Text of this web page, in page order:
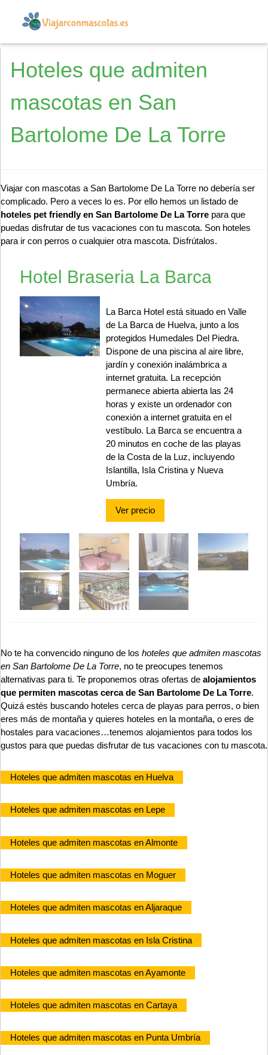
Hoteles que admiten
mascotas en San
Bartolome De La Torre
Viajar con mascotas a San Bartolome De La Torre no debería ser
complicado. Pero a veces lo es. Por ello hemos un listado de
hoteles pet friendly en San Bartolome De La Torre para que
puedas disfrutar de tus vacaciones con tu mascota. Son hoteles
para ir con perros o cualquier otra mascota. Disfrútalos.
Hotel Braseria La Barca
La Barca Hotel está situado en Valle
de La Barca de Huelva, junto a los
protegidos Humedales Del Piedra.
Dispone de una piscina al aire libre,
jardín y conexión inalámbrica a
internet gratuita. La recepción
permanece abierta abierta las 24
horas y existe un ordenador con
conexión a internet gratuita en el
vestíbulo. La Barca se encuentra a
20 minutos en coche de las playas
de la Costa de la Luz, incluyendo
Islantilla, Isla Cristina y Nueva
Umbría.
Ver precio
No te ha convencido ninguno de los hoteles que admiten mascotas
en San Bartolome De La Torre, no te preocupes tenemos
alternativas para ti. Te proponemos otras ofertas de alojamientos
que permiten mascotas cerca de San Bartolome De La Torre.
Quizá estés buscando hoteles cerca de playas para perros, o bien
eres más de montaña y quieres hoteles en la montaña, o eres de
hostales para vacaciones…tenemos alojamientos para todos los
gustos para que puedas disfrutar de tus vacaciones con tu mascota.
Hoteles que admiten mascotas en Huelva
Hoteles que admiten mascotas en Lepe
Hoteles que admiten mascotas en Almonte
Hoteles que admiten mascotas en Moguer
Hoteles que admiten mascotas en Aljaraque
Hoteles que admiten mascotas en Isla Cristina
Hoteles que admiten mascotas en Ayamonte
Hoteles que admiten mascotas en Cartaya
Hoteles que admiten mascotas en Punta Umbría